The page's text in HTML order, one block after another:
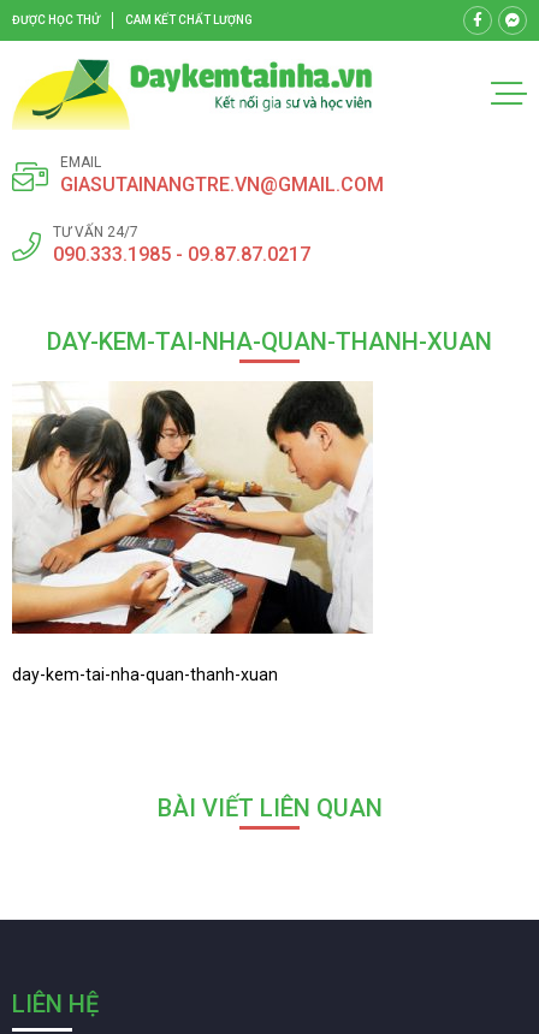
ĐƯỢC HỌC THỬ CAM KẾT CHẤT LƯỢNG
EMAIL
GIASUTAINANGTRE.VN@GMAIL.COM
TƯ VẤN 24/7
090.333.1985 - 09.87.87.0217
DAY-KEM-TAI-NHA-QUAN-THANH-XUAN
day-kem-tai-nha-quan-thanh-xuan
BÀI VIẾT LIÊN QUAN
LIÊN HỆ